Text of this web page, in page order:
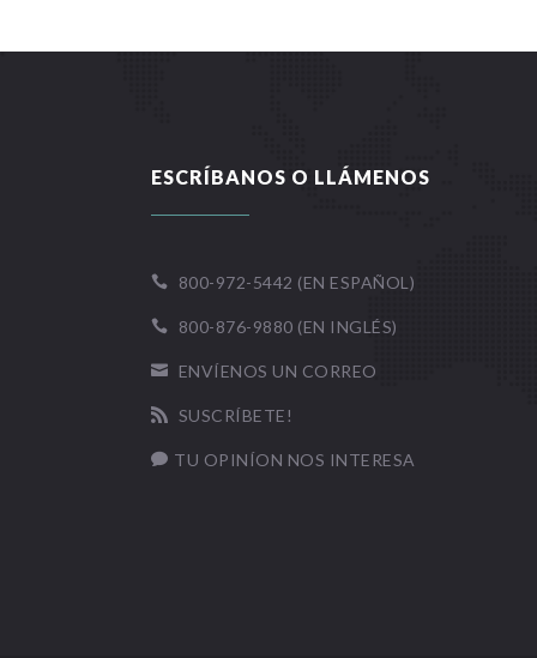
ESCRÍBANOS O LLÁMENOS
 800-972-5442 (EN ESPAÑOL)
 800-876-9880 (EN INGLÉS)
 ENVÍENOS UN CORREO
 SUSCRÍBETE!
 TU OPINÍON NOS INTERESA